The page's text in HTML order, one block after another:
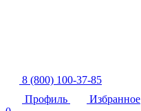
8 (800) 100-37-85
Профиль
Избранное